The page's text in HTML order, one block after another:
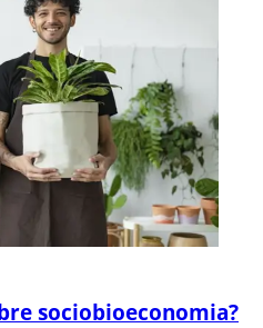
sociobioeconomia?